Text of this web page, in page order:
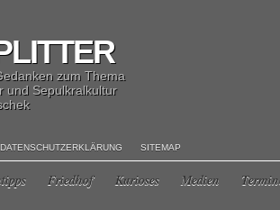
zum Thema
und Sepulkralkultur
DATENSCHUTZERKLÄRUNG SITEMAP
Friedhof Kurioses Medien